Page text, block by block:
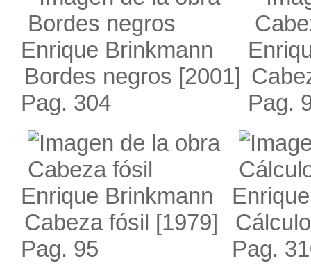
Enrique Brinkmann
Bordes negros [2001]
Pag. 304
Pag.
Enrique Brinkmann
Cabeza fósil [1979]
Pag. 95
Pag.